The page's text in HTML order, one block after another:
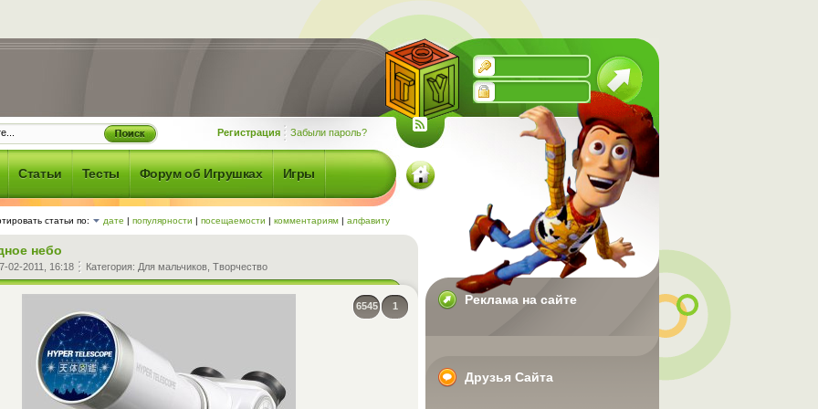
Регистрация Забыли пароль?
Статьи Тесты Форум об Игрушках Игры
статьи по: дате | популярности | посещаемости | комментариям| алфавиту
небо
02-2011, 16:18 Категория: Для мальчиков Творчество
1
6545 Реклама на сайте
Друзья Сайта